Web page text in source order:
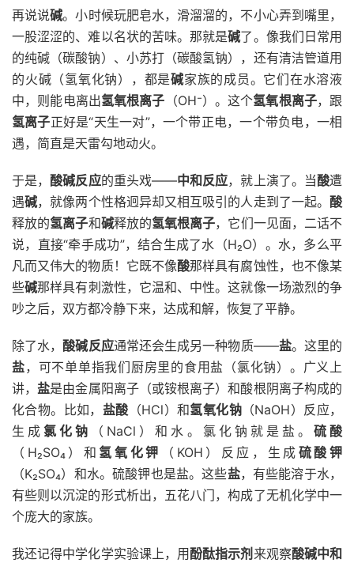
再说说碱。小时候玩肥皂水，滑溜溜的，不小心弄到嘴里，
一股涩涩的、难以名状的苦味。那就是碱了。像我们日常用
的纯碱（碳酸钠）、小苏打（碳酸氢钠），还有清洁管道用
的火碱（氢氧化钠），都是碱家族的成员。它们在水溶液
中，则能电离出氢氧根离子 （OH⁻）。这个氢氧根离子，跟
氢离子正好是“天生一对”，一个带正电，一个带负电，一相
遇，简直是天雷勾地动火。
于是，酸碱反应的重头戏——中和反应，就上演了。当酸遭
遇碱，就像两个性格迥异却又相互吸引的人走到了一起。酸
释放的氢离子和碱释放的氢氧根离子，它们一见面，二话不
说，直接“牵手成功”，结合生成了水（H₂O）。水，多么平
凡而又伟大的物质！它既不像酸那样具有腐蚀性，也不像某
些碱那样具有刺激性，它温和、中性。这就像一场激烈的争
吵之后，双方都冷静下来，达成和解，恢复了平静。
除了水，酸碱反应通常还会生成另一种物质——盐。这里的
盐，可不单单指我们厨房里的食用盐（氯化钠）。广义上
讲，盐是由金属阳离子（或铵根离子）和酸根阴离子构成的
化合物。比如， 盐酸 （HCl）和氢氧化钠（NaOH）反应，
生成氯化钠 （NaCl）和水。氯化钠就是盐。 硫酸
（H₂SO₄）和 氢氧化钾 （KOH）反应，生成 硫酸钾
（K₂SO₄）和水。硫酸钾也是盐。这些盐，有些能溶于水，
有些则以沉淀的形式析出，五花八门，构成了无机化学中一
个庞大的家族。
我还记得中学化学实验课上，用酚酞指示剂 来观察酸碱中和